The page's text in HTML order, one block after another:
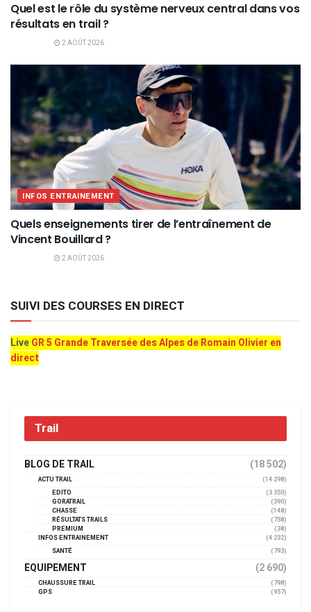
Quel est le rôle du système nerveux central dans vos
résultats en trail ?
2 AOÛT 2026
INFOS ENTRAINEMENT
Quels enseignements tirer de l’entraînement de
Vincent Bouillard ?
2 AOÛT 2026
SUIVI DES COURSES EN DIRECT
LiveGR 5 Grande Traversée des Alpes de Romain Olivier en
direct
Trail
BLOG DE TRAIL (18 502)
ACTU TRAIL
(14 298)
EDITO
(3 350)
GORATRAIL
(390)
CHASSE
(148)
RÉSULTATS TRAILS
(738)
PREMIUM
(38)
INFOS ENTRAINEMENT
(4 232)
SANTÉ
(793)
EQUIPEMENT (2 690)
CHAUSSURE TRAIL
(798)
GPS
(957)